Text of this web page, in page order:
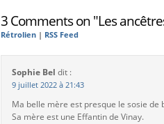
3 Comments on "Les
Rétrolien | RSS Feed
Sophie Bel dit :
9 juillet 2022 à 21:43
Ma belle mère est presque le sosie
Sa mère est une Effantin de Vinay.